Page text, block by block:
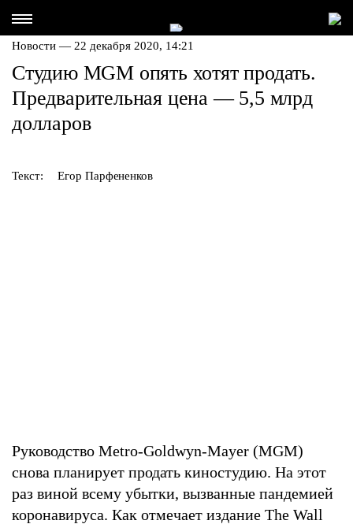
Новости — 22 декабря 2020, 14:21
Студию MGM опять хотят продать.
Предварительная цена — 5,5 млрд
долларов
Текст: Егор Парфененков
Руководство Metro-Goldwyn-Mayer (MGM)
снова планирует продать киностудию. На этот
раз виной всему убытки, вызванные пандемией
коронавируса. Как отмечает издание The Wall